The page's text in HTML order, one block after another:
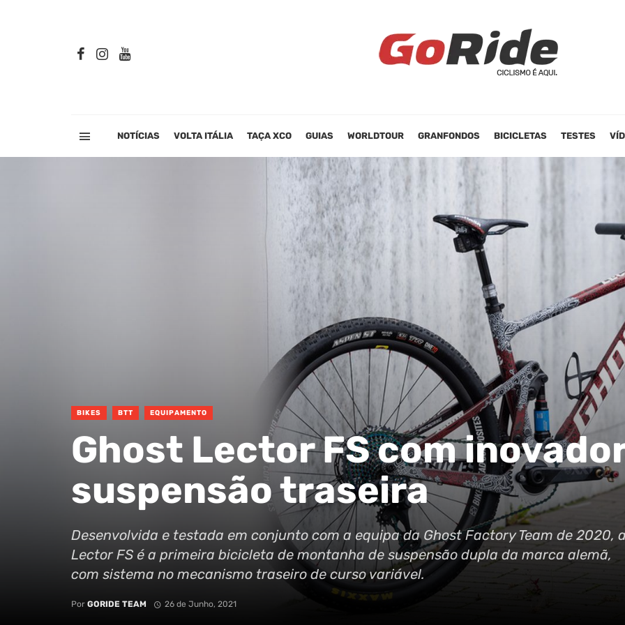
NOTÍCIAS VOLTA ITÁLIA TAÇA XCO GUIAS WORLDTOUR GRANFONDOS BICICLETAS TESTES
BIKES BTT EQUIPAMENTO
Ghost Lector FS com
suspensão traseira
Desenvolvida e testada em conjunto com a equipa da Ghost Factory Team de 2020,
Lector FS é a primeira bicicleta de montanha de suspensão dupla da marca alemã,
com sistema no mecanismo traseiro de curso variável.
Por GORIDE TEAM 26 de Junho, 2021